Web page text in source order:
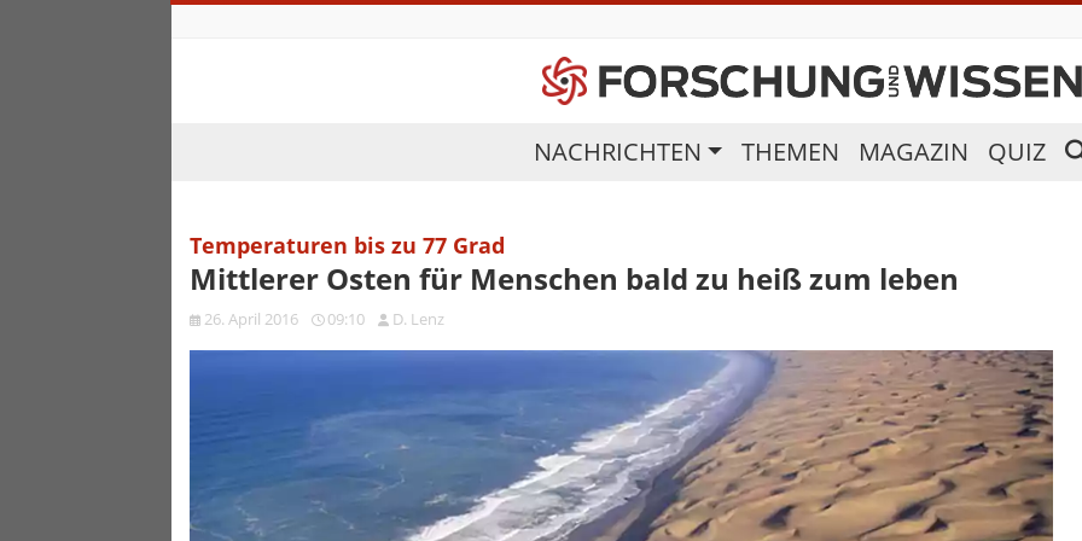
NACHRICHTEN THEMEN MAGAZIN QUIZ
Temperaturen bis zu 77 Grad
Mittlerer Osten für Menschen bald zu heiß zum leben
26. April 2016 09:10 D. Lenz